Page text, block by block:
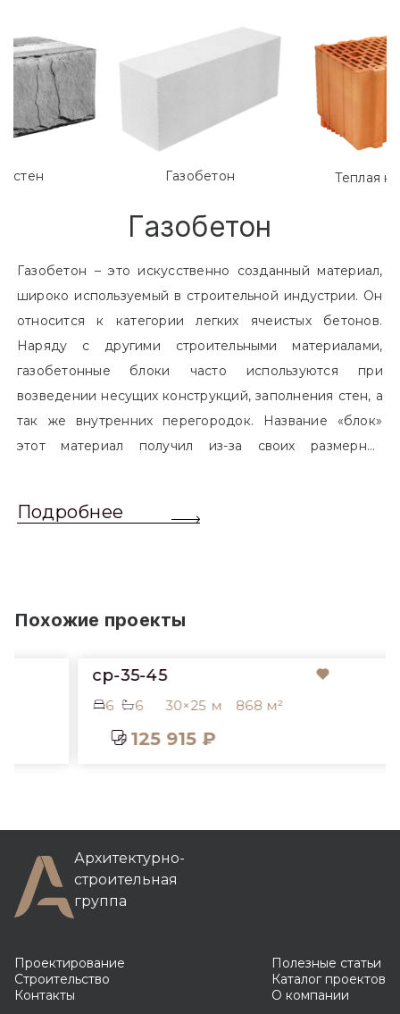
Газобетон Теплая
Газобетон
Газобетон – это искусственно созданный материал,
широко используемый в строительной индустрии. Он
относится к категории легких ячеистых бетонов.
Наряду с другими строительными материалами,
газобетонные блоки часто используются при
возведении несущих конструкций, заполнения стен, а
так же внутренних перегородок. Название «блок»
этот материал получил из-за своих размерных
обычный одинарный кирпич. Размер блоков различен
Подробнее
Похожие проекты
cp-35-45
6 30×25 м 868 м²
125 915 ₽
Архитектурно-
строительная
группа
Проектирование
Строительство
Контакты
Полезные статьи
Каталог проектов
О компании